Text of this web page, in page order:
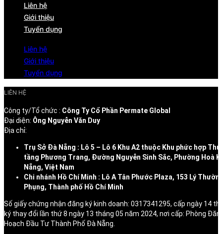
Liên hệ
Giới thiệu
Tuyển dụng
Liên hệ
Giới thiệu
Tuyển dụng
LIÊN HỆ
Công ty/Tổ chức : Công Ty Cổ Phần Permate Global
Đại diện: Ông Nguyễn Văn Duy
Địa chỉ:
Trụ Sở Đà Nẵng : Lô 5 – Lô 6 Khu A2 thuộc Khu phức hợp
tầng Phương Trang, Đường Nguyễn Sinh Sắc, Phường Hoà
Nẵng, Việt Nam
Chi nhánh Hồ Chí Minh : Lô A Tân Phước Plaza, 153 Lý
Phụng, Thành phố Hồ Chí Minh
Số giấy chứng nhận đăng ký kinh doanh: 0317341295, cấp ngày 14
ký thay đổi lần thứ 8 ngày 13 tháng 05 năm 2024, nơi cấp: Phòng
Hoạch Đầu Tư Thành Phố Đà Nẵng.